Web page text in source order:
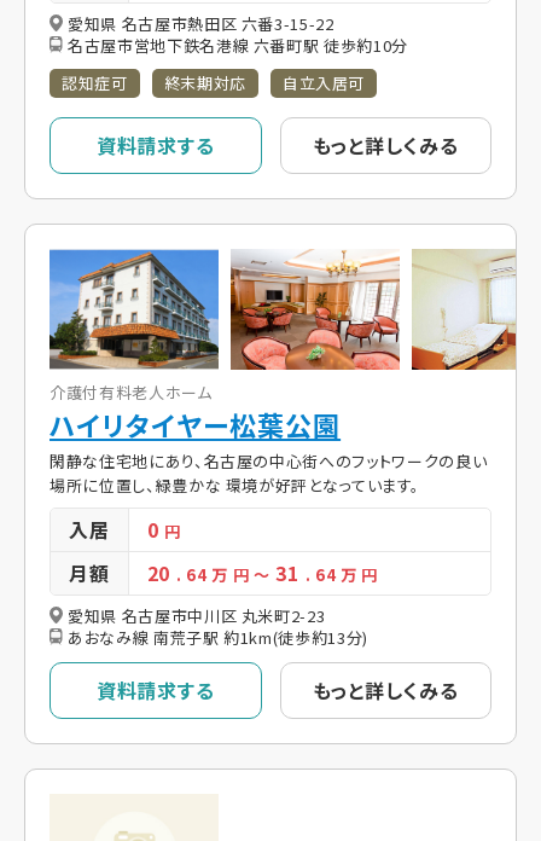
愛知県 名古屋市熱田区 六番3-15-22
名古屋市営地下鉄名港線 六番町駅 徒歩約10分
認知症可
終末期対応 自立入居可
資料請求する もっと詳しくみる
介護付有料老人ホーム
ハイリタイヤー松葉公園
閑静な住宅地にあり、名古屋の中心街へのフットワークの良い
場所に位置し、緑豊かな 環境が好評となっています。
入居 0 円
月額 20 . 64万 円 ～ 31 . 64万 円
愛知県 名古屋市中川区 丸米町2-23
あおなみ線 南荒子駅 約1km(徒歩約13分)
資料請求する もっと詳しくみる